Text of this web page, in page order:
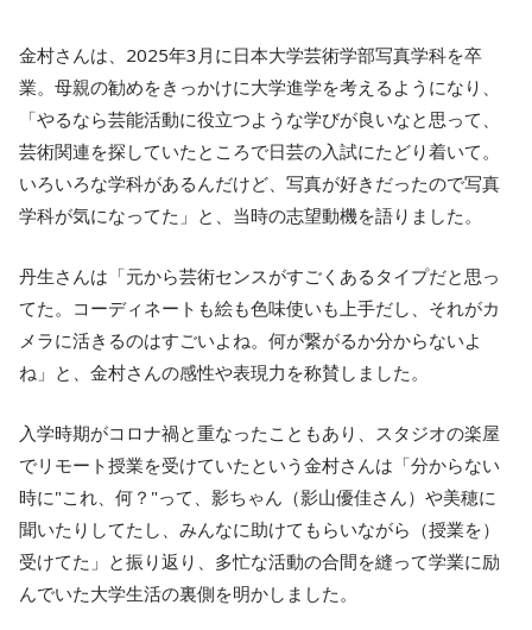
金村さんは、2025年3月に日本大学芸術学部写真学科を卒
業。母親の勧めをきっかけに大学進学を考えるようになり、
「やるなら芸能活動に役立つような学びが良いなと思って、
芸術関連を探していたところで日芸の入試にたどり着いて。
いろいろな学科があるんだけど、写真が好きだったので写真
学科が気になってた」と、当時の志望動機を語りました。
丹生さんは「元から芸術センスがすごくあるタイプだと思っ
てた。コーディネートも絵も色味使いも上手だし、それがカ
メラに活きるのはすごいよね。何が繋がるか分からないよ
ね」と、金村さんの感性や表現力を称賛しました。
入学時期がコロナ禍と重なったこともあり、スタジオの楽屋
でリモート授業を受けていたという金村さんは「分からない
時に"これ、何？"って、影ちゃん（影山優佳さん）や美穂に
聞いたりしてたし、みんなに助けてもらいながら（授業を）
受けてた」と振り返り、多忙な活動の合間を縫って学業に励
んでいた大学生活の裏側を明かしました。